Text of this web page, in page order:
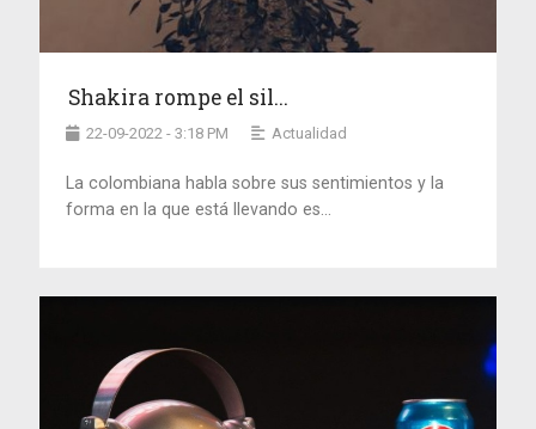
Shakira rompe el sil...
22-09-2022 - 3:18 PM Actualidad
La colombiana habla sobre sus sentimientos y la
forma en la que está llevando es...